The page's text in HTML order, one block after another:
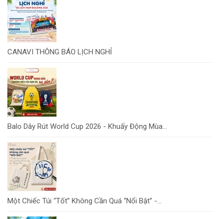
CANAVI THÔNG BÁO LỊCH NGHỈ
Balo Dây Rút World Cup 2026 - Khuấy Động Mùa...
Một Chiếc Túi “Tốt” Không Cần Quá “Nổi Bật” -...